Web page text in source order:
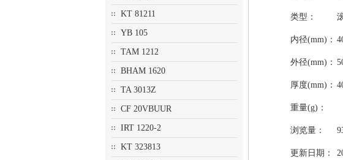
KT 81211
YB 105
TAM 1212
BHAM 1620
TA 3013Z
CF 20VBUUR
IRT 1220-2
KT 323813
类型：
内径(mm)：
外径(mm)：
厚度(mm)：
重量(g)：
浏览量：
更新日期：